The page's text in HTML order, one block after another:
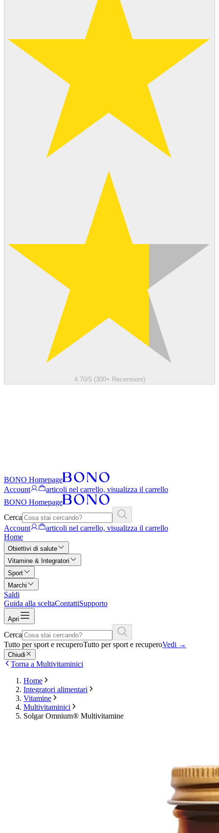
4.70/5 (300+ Recensioni)
BONO Homepage
Account
articoli nel carrello, visualizza il carrello
BONO Homepage
Cerca
Account
articoli nel carrello, visualizza il carrello
Home
Obiettivi di salute
Vitamine & Integratori
Sport
Marchi
Saldi
Guida alla sceltaContattiSupporto
Apri
Cerca
Tutto per sport e recuperoTutto per sport e recuperoVedi →
Chiudi
Torna a Multivitaminici
Home
Integratori alimentari
Vitamine
Multivitaminici
Solgar Omnium® Multivitamine